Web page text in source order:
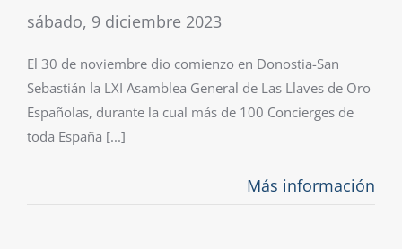
sábado, 9 diciembre 2023
El 30 de noviembre dio comienzo en Donostia-San
Sebastián la LXI Asamblea General de Las Llaves de Oro
Españolas, durante la cual más de 100 Concierges de
toda España [...]
Más información